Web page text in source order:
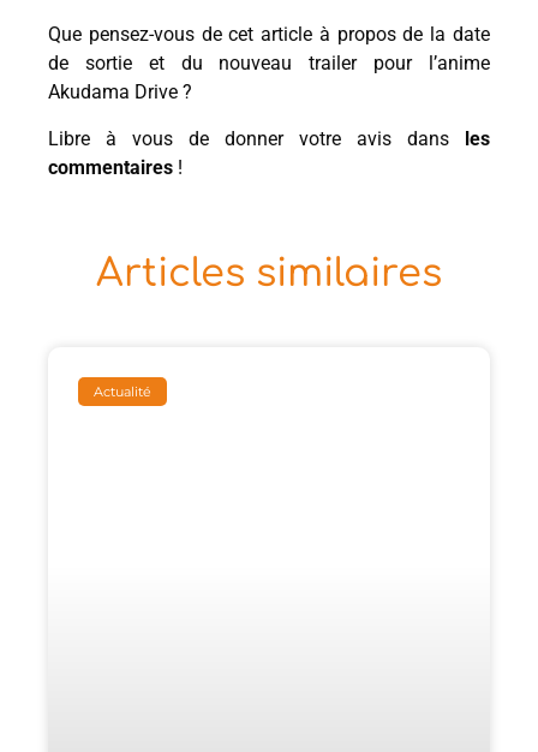
Que pensez-vous de cet article à propos de la date
de sortie et du nouveau trailer pour l’anime
Akudama Drive ?
Libre à vous de donner votre avis dans les
commentaires !
Articles similaires
Actualité